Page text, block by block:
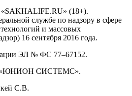
«SAKHALIFE.RU» (18+).
службе по надзору в сфере
и массовых
16 сентября 2016 года.
ЭЛ № ФС 77–67152.
«ЮНИОН СИСТЕМС».
С.В.